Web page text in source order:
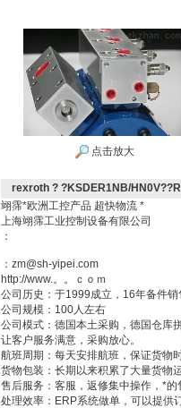
点击放大
rexroth ? ?KSDER1NB/
翊霈*欧洲工控产品 超快物流 *
上海翊霈工业控制设备有限公司
：
：zm@sh-yipei.com
http://www.。。ｃｏｍ
公司历史：于1999成立，16年备件销
公司规模：100人左右
公司模式：德国本土采购，德国仓库
让客户服务满意，采购放心。
航班周期：每天安排航班，保证货物
货物包装：长期以来积累了大量货物
售后服务：客服，返修集中操作，*的
处理效率：ERP系统做单，可以提供